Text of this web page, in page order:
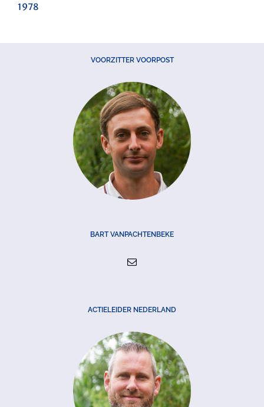
1978
VOORZITTER VOORPOST
BART VANPACHTENBEKE
ACTIELEIDER NEDERLAND